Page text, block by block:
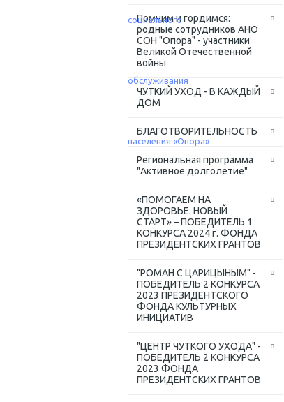
Помним и гордимся:
родные сотрудников АНО
СОН "Опора" - участники
Великой Отечественной
войны
ЧУТКИЙ УХОД - В КАЖДЫЙ
ДОМ
БЛАГОТВОРИТЕЛЬНОСТЬ
Региональная программа
"Активное долголетие"
«ПОМОГАЕМ НА
ЗДОРОВЬЕ: НОВЫЙ
СТАРТ» – ПОБЕДИТЕЛЬ 1
КОНКУРСА 2024 г. ФОНДА
ПРЕЗИДЕНТСКИХ ГРАНТОВ
"РОМАН С ЦАРИЦЫНЫМ" -
ПОБЕДИТЕЛЬ 2 КОНКУРСА
2023 ПРЕЗИДЕНТСКОГО
ФОНДА КУЛЬТУРНЫХ
ИНИЦИАТИВ
"ЦЕНТР ЧУТКОГО УХОДА" -
ПОБЕДИТЕЛЬ 2 КОНКУРСА
2023 ФОНДА
ПРЕЗИДЕНТСКИХ ГРАНТОВ